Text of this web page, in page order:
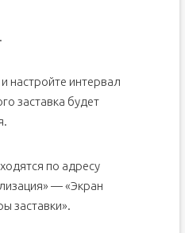
настройте интервал
заставка будет
по адресу
— «Экран
заставки».